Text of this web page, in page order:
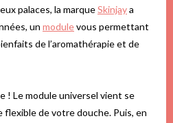
palaces, la marqueSkinjaya
un modulevous permettant
de l’aromathérapie et de
! Le module universel vient se
de votre douche. Puis, en